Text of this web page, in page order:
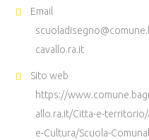
Email
cavallo.ra.it
Sito web
https://
allo.ra.it/Citta-e-
e-Cultura/Scuola-